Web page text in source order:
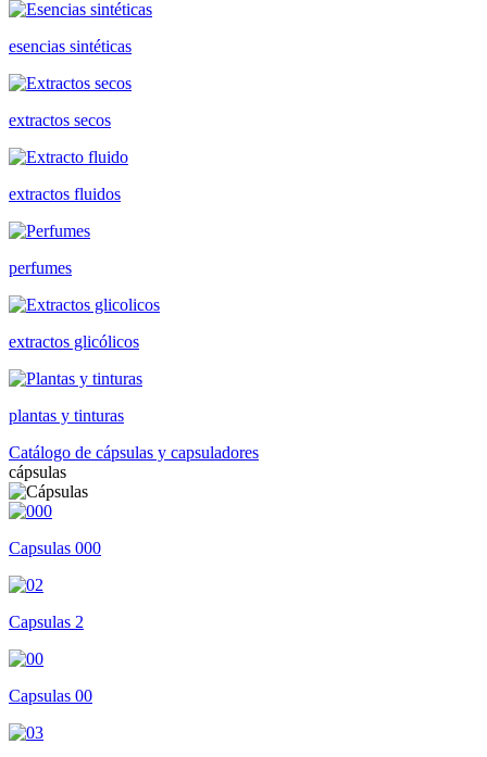
esencias sintéticas
extractos secos
extractos fluidos
perfumes
extractos glicólicos
plantas y tinturas
Catálogo de cápsulas y capsuladores
cápsulas
Capsulas 000
Capsulas 2
Capsulas 00